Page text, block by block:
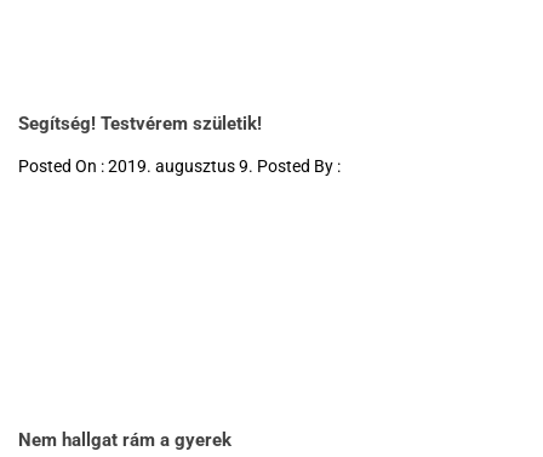
Segítség! Testvérem születik!
Posted On : 2019. augusztus 9. Posted By :
Nem hallgat rám a gyerek